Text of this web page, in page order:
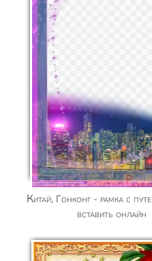
Китай, Гонконг - рамка с путешествиями
вставить онлайн